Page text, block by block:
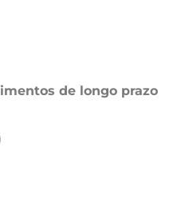
de longo prazo